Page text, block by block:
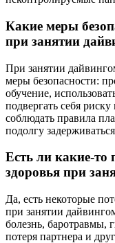
Какие меры
при занятии
При занятии
меры безопасности:
обучение,
подвергать себя
соблюдать правила
подолгу
Есть ли какие-то
здоровья при
Да, есть некоторые
при занятии
болезнь, баротравмы,
потеря партнера и